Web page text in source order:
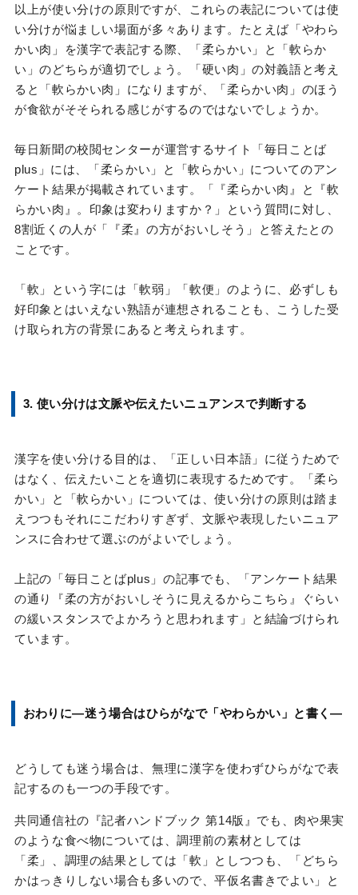
以上が使い分けの原則ですが、これらの表記については使
い分けが悩ましい場面が多々あります。たとえば「やわら
かい肉」を漢字で表記する際、「柔らかい」と「軟らか
い」のどちらが適切でしょう。「硬い肉」の対義語と考え
ると「軟らかい肉」になりますが、「柔らかい肉」のほう
が食欲がそそられる感じがするのではないでしょうか。
毎日新聞の校閲センターが運営するサイト「毎日ことば
plus」には、「柔らかい」と「軟らかい」についてのアン
ケート結果が掲載されています。「『柔らかい肉』と『軟
らかい肉』。印象は変わりますか？」という質問に対し、
8割近くの人が「『柔』の方がおいしそう」と答えたとの
ことです。
「軟」という字には「軟弱」「軟便」のように、必ずしも
好印象とはいえない熟語が連想されることも、こうした受
け取られ方の背景にあると考えられます。
3. 使い分けは文脈や伝えたいニュアンスで判断する
漢字を使い分ける目的は、「正しい日本語」に従うためで
はなく、伝えたいことを適切に表現するためです。「柔ら
かい」と「軟らかい」については、使い分けの原則は踏ま
えつつもそれにこだわりすぎず、文脈や表現したいニュア
ンスに合わせて選ぶのがよいでしょう。
上記の「毎日ことばplus」の記事でも、「アンケート結果
の通り『柔の方がおいしそうに見えるからこちら』ぐらい
の緩いスタンスでよかろうと思われます」と結論づけられ
ています。
おわりに―迷う場合はひらがなで「やわらかい」と書く―
どうしても迷う場合は、無理に漢字を使わずひらがなで表
記するのも一つの手段です。
共同通信社の『記者ハンドブック 第14版』でも、肉や果実
のような食べ物については、調理前の素材としては
「柔」、調理の結果としては「軟」としつつも、「どちら
かはっきりしない場合も多いので、平仮名書きでよい」と